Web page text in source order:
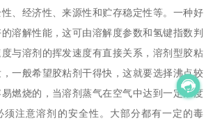
、经济性、来源性和贮存稳定性等。一种好
溶解性能，这可由溶解度参数和氢键指数判
与溶剂的挥发速度有直接关系，溶剂型胶粘
一般希望胶粘剂干得快，这就要选择沸点较
燃烧的，当溶剂蒸气在空气中达到一定浓度
须注意溶剂的安全性。大部分都有一定的毒